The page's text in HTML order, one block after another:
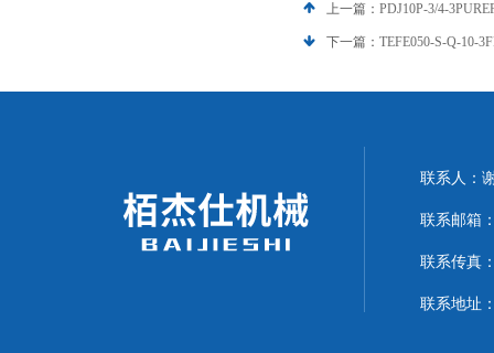
上一篇： PDJ10P-3/4-
下一篇： TEFE050-S-Q-10-
联系人：
联系邮箱
联系传真
联系地址